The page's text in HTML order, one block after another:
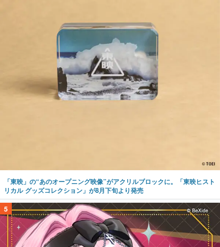
「東映」の“あのオープニング映像”がアクリルブロックに。「東映ヒスト
リカル グッズコレクション」が8月下旬より発売
5